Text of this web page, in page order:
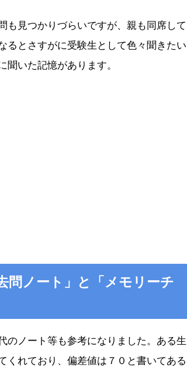
も見つかりづらいですが、親も同席して
るとさすがに受験生として色々聞きたい
聞いた記憶があります。
問ノート」と「メモリーチ
のノート等も参考になりました。ある生
くれており、偏差値は７０と書いてある